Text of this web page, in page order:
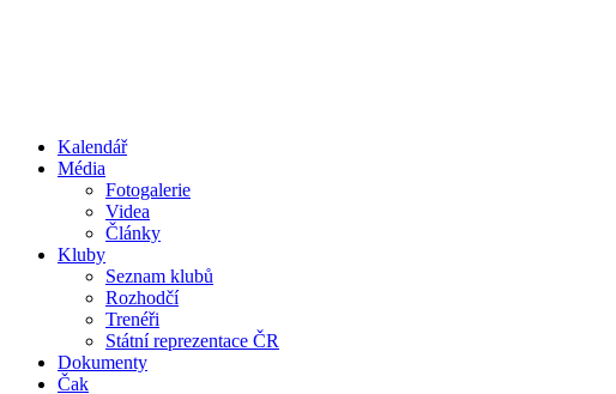
Kalendář
Média
Fotogalerie
Videa
Články
Kluby
Seznam klubů
Rozhodčí
Trenéři
Státní reprezentace ČR
Dokumenty
Čak